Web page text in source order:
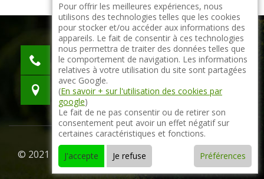
indisponible
indisponible
indisponible
© 2021 - 2026 Tout droit réservé - Mentions légales
Pour offrir les meilleures expériences, nous
utilisons des technologies telles que les cookies
pour stocker et/ou accéder aux informations des
appareils. Le fait de consentir à ces technologies
nous permettra de traiter des données telles que
le comportement de navigation. Les informations
relatives à votre utilisation du site sont partagées
avec Google.
(En savoir + sur l'utilisation des cookies par
google)
Le fait de ne pas consentir ou de retirer son
consentement peut avoir un effet négatif sur
certaines caractéristiques et fonctions.
J'accepte
Je refuse Préférences